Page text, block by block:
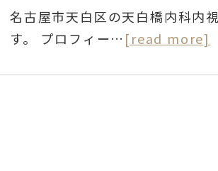
名古屋市天白区の天白橋内科内
す。 プロフィー… [read more]